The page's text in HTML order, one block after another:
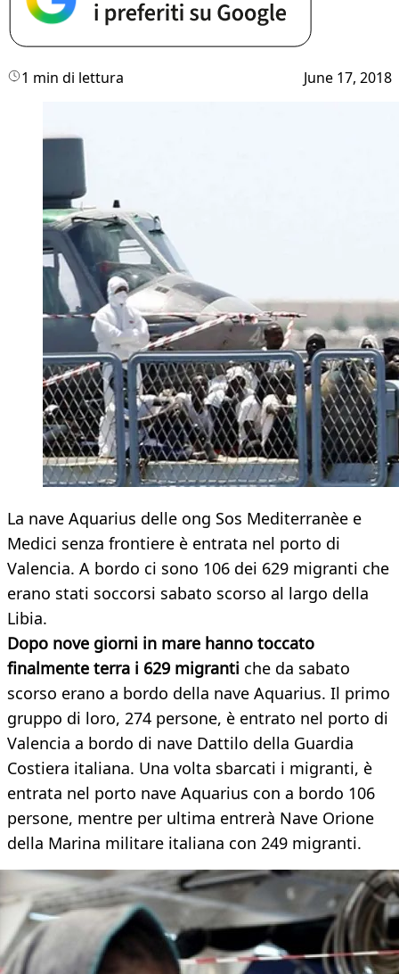
1 min di lettura June 17, 2018
La nave Aquarius delle ong Sos Mediterranèe e
Medici senza frontiere è entrata nel porto di
Valencia. A bordo ci sono 106 dei 629 migranti che
erano stati soccorsi sabato scorso al largo della
Libia.
Dopo nove giorni in mare hanno toccato
finalmente terra i 629 migranti che da sabato
scorso erano a bordo della nave Aquarius. Il primo
gruppo di loro, 274 persone, è entrato nel porto di
Valencia a bordo di nave Dattilo della Guardia
Costiera italiana. Una volta sbarcati i migranti, è
entrata nel porto nave Aquarius con a bordo 106
persone, mentre per ultima entrerà Nave Orione
della Marina militare italiana con 249 migranti.